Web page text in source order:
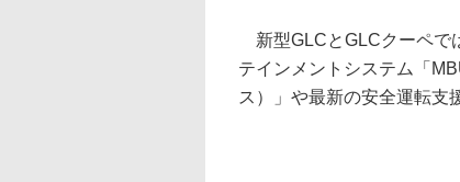
新型GLCとGLCクーペで
テインメントシステム「
ス）」や最新の安全運転支